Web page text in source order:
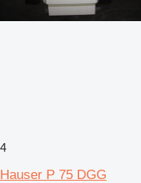
4
Hauser P 75 DGG